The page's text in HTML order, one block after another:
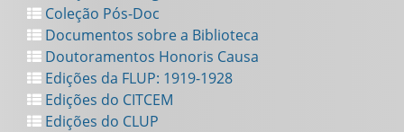
Coleção Pós-Doc
Documentos sobre a Biblioteca
Doutoramentos Honoris Causa
Edições da FLUP: 1919-1928
Edições do CITCEM
Edições do CLUP